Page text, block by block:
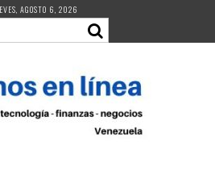
AGOSTO 6, 2026